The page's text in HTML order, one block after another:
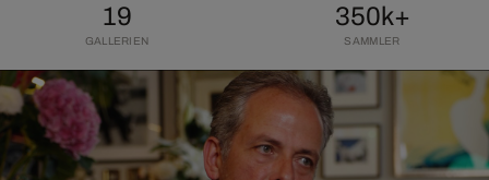
19
GALLERIEN
350k+
SAMMLER